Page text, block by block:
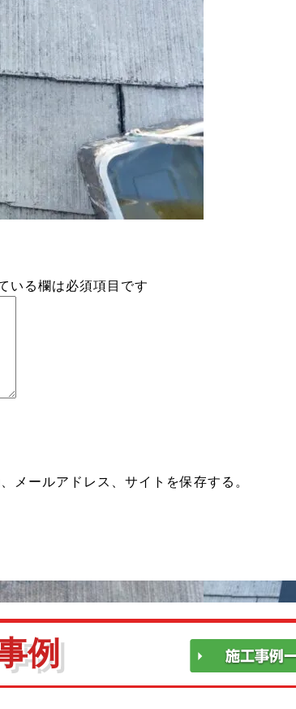
いる欄は必須項目です
メールアドレス、サイトを保存する。
例